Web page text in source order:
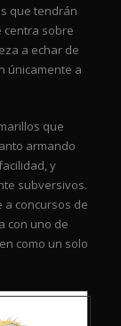
que tendrán
centra sobre
a echar de
únicamente a
que
armando
y
subversivos.
a concursos de
con uno de
como un solo